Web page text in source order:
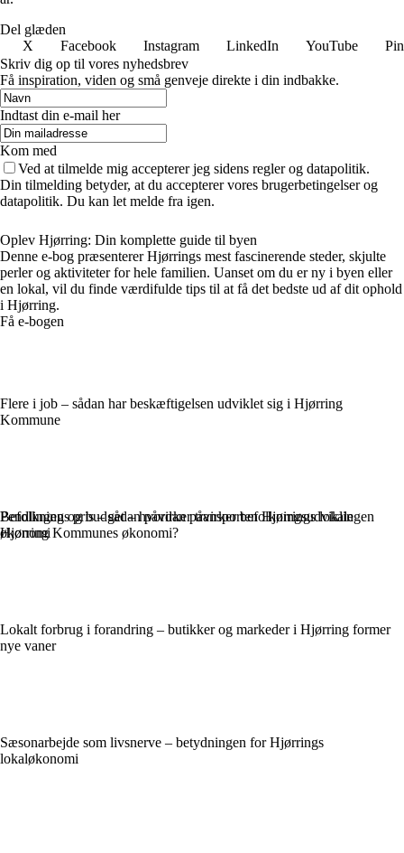
Del glæden
X
Facebook Instagram LinkedIn YouTube
Skriv dig op til vores nyhedsbrev
Få inspiration, viden og små genveje direkte i din indbakke.
Indtast din e-mail her
Kom med
Ved at tilmelde mig accepterer jeg sidens regler og datapolitik.
Din tilmelding betyder, at du accepterer vores brugerbetingelser og
datapolitik. Du kan let melde fra igen.
Oplev Hjørring: Din komplette guide til byen
Denne e-bog præsenterer Hjørrings mest fascinerende steder, skjulte
perler og aktiviteter for hele familien. Uanset om du er ny i byen eller
en lokal, vil du finde værdifulde tips til at få det bedste ud af dit ophold
i Hjørring.
Få e-bogen
Flere i job – sådan har beskæftigelsen udviklet sig i Hjørring
Kommune
Befolkning og budget – hvordan påvirker befolkningsudviklingen
Hjørring Kommunes økonomi?
Lokalt forbrug i forandring – butikker og markeder i Hjørring former
nye vaner
Sæsonarbejde som livsnerve – betydningen for Hjørrings
lokaløkonomi
Pendlingens pris – sådan påvirker transporten Hjørrings lokale
økonomi